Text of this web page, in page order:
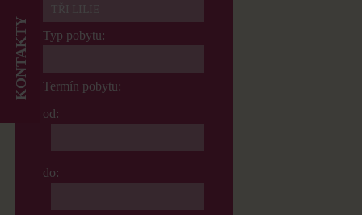
KONTAKTY Typ pobytu:
Termín pobytu:
od:
do: